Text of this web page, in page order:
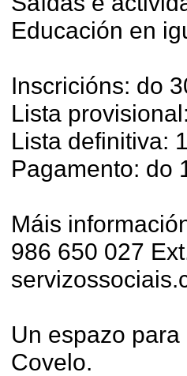
Educación en
Inscricións: do
Lista
Lista definitiva:
Pagamento: do
Máis
986 650 027
Un espazo
Covelo.